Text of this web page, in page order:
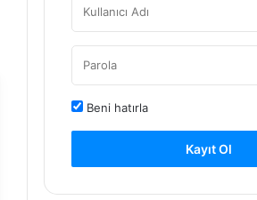
Beni hatırla
Kayıt Ol